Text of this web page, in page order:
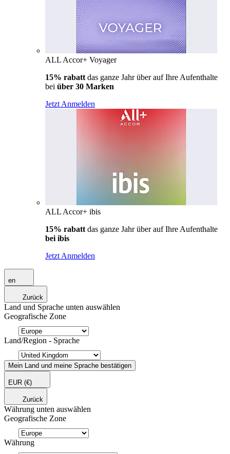
ALL Accor+ Voyager
15% rabatt das ganze Jahr über auf Ihre Aufenthalte
bei über 30 Marken
Jetzt Anmelden
ALL Accor+ ibis
15% rabatt das ganze Jahr über auf Ihre Aufenthalte
bei ibis
Jetzt Anmelden
en
Zurück
Land und Sprache unten auswählen
Geografische Zone
Land/Region - Sprache
Mein Land und meine Sprache bestätigen
EUR (€)
Zurück
Währung unten auswählen
Geografische Zone
Währung